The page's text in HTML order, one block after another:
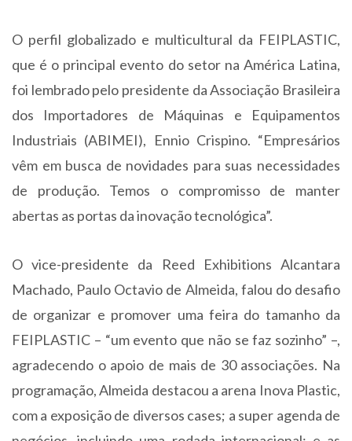
O perfil globalizado e multicultural da FEIPLASTIC,
que é o principal evento do setor na América Latina,
foi lembrado pelo presidente da Associação Brasileira
dos Importadores de Máquinas e Equipamentos
Industriais (ABIMEI), Ennio Crispino. “Empresários
vêm em busca de novidades para suas necessidades
de produção. Temos o compromisso de manter
abertas as portas da inovação tecnológica”.
O vice-presidente da Reed Exhibitions Alcantara
Machado, Paulo Octavio de Almeida, falou do desafio
de organizar e promover uma feira do tamanho da
FEIPLASTIC – “um evento que não se faz sozinho” –,
agradecendo o apoio de mais de 30 associações. Na
programação, Almeida destacou a arena Inova Plastic,
com a exposição de diversos cases; a super agenda de